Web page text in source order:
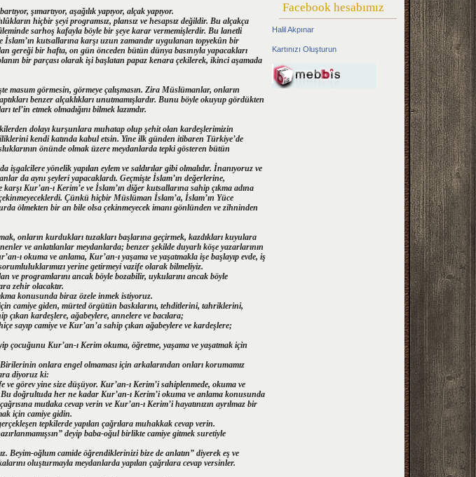
şımartıyor, aşağılık yapıyor, alçak yapıyor.
hiçbir şeyi programsız, plansız ve hesapsız değildir. Bu alçakça
sarhoş kafayla böyle bir şeye karar vermemişlerdir. Bu lanetli
İslam’ın kutsallarına karşı uzun zamandır uygulanan topyekûn bir
gereği bir hafta, on gün önceden bütün dünya basınıyla yapacakları
bir parçası olarak işi başlatan papaz kenara çekilerek, ikinci aşamada
masum görmesin, görmeye çalışmasın. Zira Müslümanlar, onların
benzer alçaklıkları unutmamışlardır. Bunu böyle okuyup gördükten
tel’in etmek olmadığını bilmek lazımdır.
dolayı kurşunlara muhatap olup şehit olan kardeşlerimizin
kendi katında kabul etsin. Yine ilk günden itibaren Türkiye’de
önünde olmak üzere meydanlarda tepki gösteren bütün
yönelik yapılan eylem ve saldırılar gibi olmalıdır. İnanıyoruz ve
da aynı şeyleri yapacaklardı. Geçmişte İslam’ın değerlerine,
Kur’an-ı Kerim’e ve İslam’ın diğer kutsallarına sahip çıkma adına
Çünkü hiçbir Müslüman İslam’a, İslam’ın Yüce
ölmekten bir an bile olsa çekinmeyecek imanı gönlünden ve zihninden
onların kurdukları tuzakları başlarına geçirmek, kazdıkları kuyulara
ve anlatılanlar meydanlarda; benzer şekilde duyarlı köşe yazarlarının
ı okuma ve anlama, Kur’an-ı yaşama ve yaşatmakla işe başlayıp evde, iş
yerine getirmeyi vazife olarak bilmeliyiz.
ve programlarını ancak böyle bozabilir, uykularını ancak böyle
zehir olacaktır.
konusunda biraz özele inmek istiyoruz.
camiye giden, mürted örgütün baskılarını, tehditlerini, tahriklerini,
çıkan kardeşlere, ağabeylere, annelere ve bacılara;
sayıp camiye ve Kur’an’a sahip çıkan ağabeylere ve kardeşlere;
çocuğunu Kur’an-ı Kerim okuma, öğretme, yaşama ve yaşatmak için
onlara engel olmaması için arkalarından onları korumamız
diyoruz ki:
görev yine size düşüyor. Kur’an-ı Kerim’i sahiplenmede, okuma ve
doğrultuda her ne kadar Kur’an-ı Kerim’i okuma ve anlama konusunda
mutlaka cevap verin ve Kur’an-ı Kerim’i hayatınızın ayrılmaz bir
için camiye gidin.
tepkilerde yapılan çağrılara muhakkak cevap verin.
deyip baba-oğul birlikte camiye gitmek suretiyle
Beyim-oğlum camide öğrendiklerinizi bize de anlatın” diyerek eş ve
oluşturmayla meydanlarda yapılan çağrılara cevap versinler.
Facebook hesabımız
Halil Akpınar
Kartınızı Oluşturun